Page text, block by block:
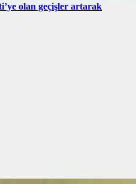
olan geçişler artarak